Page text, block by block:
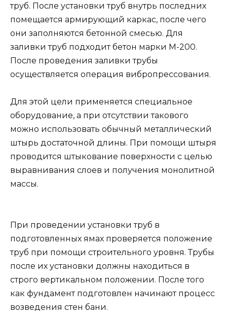
труб. После установки труб внутрь последних
помещается армирующий каркас, после чего
они заполняются бетонной смесью. Для
заливки труб подходит бетон марки М-200.
После проведения заливки трубы
осуществляется операция вибропрессования.
Для этой цели применяется специальное
оборудование, а при отсутствии такового
можно использовать обычный металлический
штырь достаточной длины. При помощи штыря
проводится штыкование поверхности с целью
выравнивания слоев и получения монолитной
массы.
При проведении установки труб в
подготовленных ямах проверяется положение
труб при помощи строительного уровня. Трубы
после их установки должны находиться в
строго вертикальном положении. После того
как фундамент подготовлен начинают процесс
возведения стен бани.